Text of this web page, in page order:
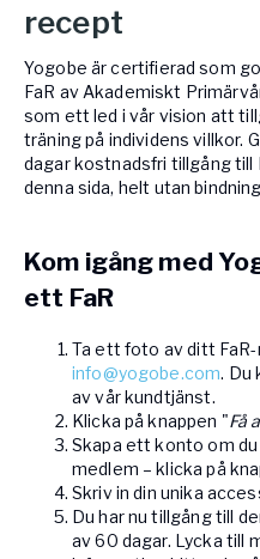
recept
Yogobe är certifierad som
FaR av Akademiskt
som ett led i vår vision att
träning på individens villkor.
dagar kostnadsfri tillgång till
denna sida, helt utan
Kom igång med
ett FaR
Ta ett foto av ditt
info@yogobe.com. Du
av vår kundtjänst.
Klicka på knappen "Få
Skapa ett konto om
medlem – klicka på
Skriv in din unika
Du har nu tillgång till
av 60 dagar. Lycka till